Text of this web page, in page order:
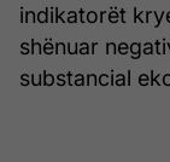
indikatorët
shënuar
substancial